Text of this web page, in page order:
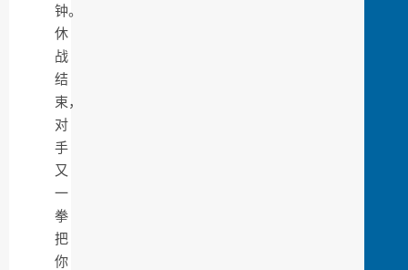
钟。
休
战
结
束，
对
手
又
一
拳
把
你